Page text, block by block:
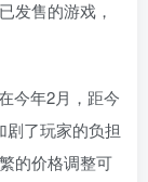
发售的游戏，
今年2月，距今
了玩家的负担
的价格调整可